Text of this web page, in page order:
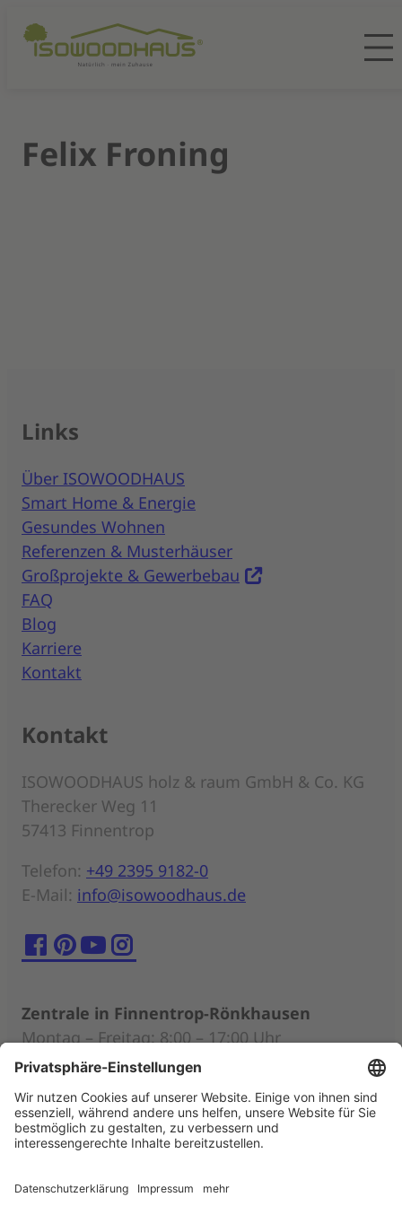
Felix Froning
Links
Über ISOWOODHAUS
Smart Home & Energie
Gesundes Wohnen
Referenzen & Musterhäuser
Großprojekte & Gewerbebau
FAQ
Blog
Karriere
Kontakt
Kontakt
ISOWOODHAUS holz & raum GmbH & Co. KG
Therecker Weg 11
57413 Finnentrop
Telefon: +49 2395 9182-0
E-Mail: info@isowoodhaus.de
Zentrale in Finnentrop-Rönkhausen
Montag – Freitag: 8:00 – 17:00 Uhr
Persönliche Beratung nach individueller
Terminabsprache (auch außerhalb der
Öffnungszeiten)
Mittwoch – Sonntag: 11:00 – 18:00 Uhr